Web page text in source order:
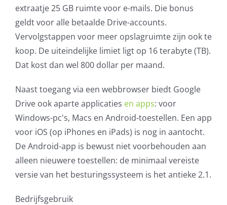
extraatje 25 GB ruimte voor e-mails. Die bonus
geldt voor alle betaalde Drive-accounts.
Vervolgstappen voor meer opslagruimte zijn ook te
koop. De uiteindelijke limiet ligt op 16 terabyte (TB).
Dat kost dan wel 800 dollar per maand.
Naast toegang via een webbrowser biedt Google
Drive ook aparte applicaties en apps: voor
Windows-pc's, Macs en Android-toestellen. Een app
voor iOS (op iPhones en iPads) is nog in aantocht.
De Android-app is bewust niet voorbehouden aan
alleen nieuwere toestellen: de minimaal vereiste
versie van het besturingssysteem is het antieke 2.1.
Bedrijfsgebruik